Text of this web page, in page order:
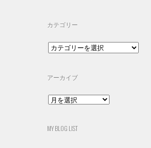
カテゴリー
カ
ーアーカイブ
ア
ー
ブMY BLOG LIST